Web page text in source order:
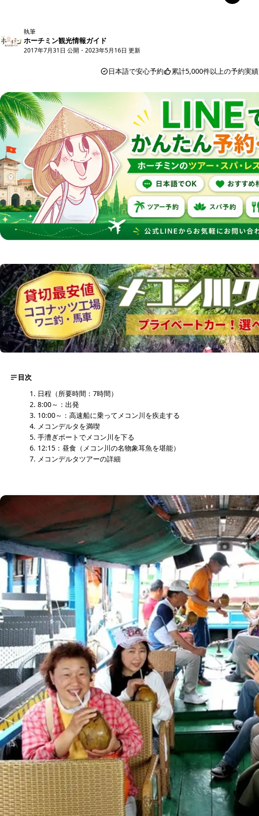
執筆
ホーチミン観光情報ガイド
2017年7月31日 公開 ・ 2023年5月16日 更新
日本語で安心予約 累計5,000件以上の予約実績
目次
日程（所要時間：7時間）
8:00～：出発
10:00～：高速船に乗ってメコン川を疾走する
メコンデルタを満喫
手漕ぎボートでメコン川を下る
12:15：昼食（メコン川の名物象耳魚を堪能）
メコンデルタツアーの詳細